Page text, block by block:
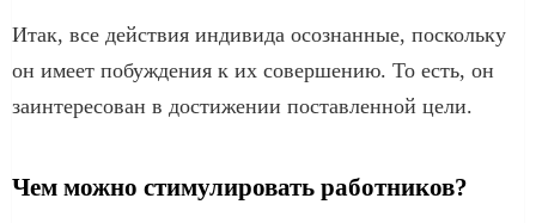
Итак, все действия индивида осознанные, поскольку
он имеет побуждения к их совершению. То есть, он
заинтересован в достижении поставленной цели.
Чем можно стимулировать работников?